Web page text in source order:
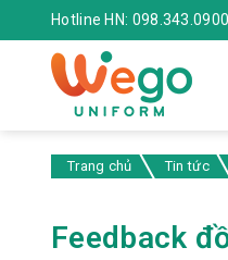
Hotline HN:
Trang chủ Tin tức
Feedback